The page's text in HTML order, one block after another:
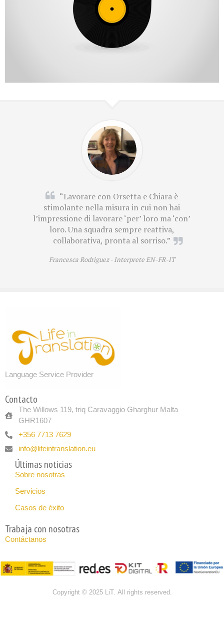
PORTFOLIO CATEGORY 2
Self-Hosted Audio
“Lavorare con Orsetta e Chiara è
stimolante nella misura in cui non hai
l’impressione di lavorare ‘per’ loro ma ‘con’
loro. Una squadra sempre reattiva,
collaborativa, pronta al sorriso.”
Francesca Rodriguez -Interprete EN-FR-IT
Language Service Provider
Contacto
The Willows 119, triq Caravaggio Gharghur Malta
GHR1607
+356 7713 7629
info@lifeintranslation.eu
Últimas noticias
Sobre nosotras
Servicios
Casos de éxito
Trabaja con nosotras
Contáctanos
Copyright © 2025 LiT. All rights reserved.